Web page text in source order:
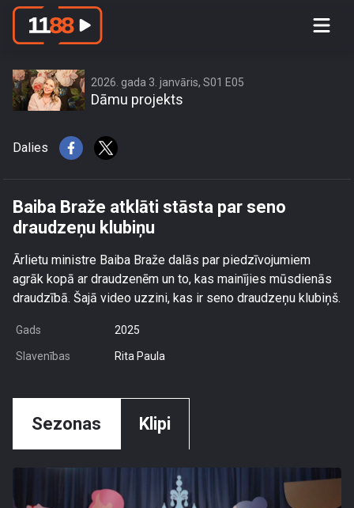
Baiba Braže atklāti stāsta par seno
2026. gada 3. janvāris, S01 E05
Dāmu projekts
Dalies
Baiba Braže atklāti stāsta par seno
draudzeņu klubiņu
Ārlietu ministre Baiba Braže dalās par piedzīvojumiem
agrāk kopā ar draudzenēm un to, kas mainījies mūsdienās
draudzībā. Šajā video uzzini, kas ir seno draudzeņu klubiņš.
Gads 2025
Slavenības Rita Paula
Sezonas Klipi